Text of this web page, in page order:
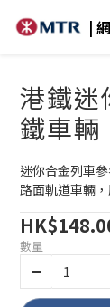
|
港鐵迷
鐵車
迷你合金列車
路面軌道車輛
數量